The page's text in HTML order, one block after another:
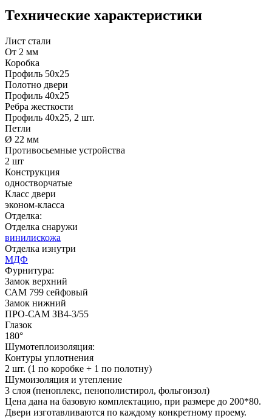
Д-36 46 30
Д-36 С
Д-37 Н Д-43 30
C51 C52
C55
Технические характеристики
Лист стали
От 2 мм
Коробка
Профиль 50х25
Полотно двери
Профиль 40х25
Ребра жесткости
Профиль 40х25, 2 шт.
Петли
Ø 22 мм
Противосьемные устройства
2 шт
Конструкция
одностворчатые
Класс двери
эконом-класса
Отделка:
Отделка снаружи
винилискожа
Отделка изнутри
МДФ
Фурнитура:
Замок верхний
САМ 799 сейфовый
Замок нижний
ПРО-САМ ЗВ4-3/55
Глазок
180°
Шумотеплоизоляция:
Контуры уплотнения
2 шт. (1 по коробке + 1 по полотну)
Шумоизоляция и утепление
3 слоя (пеноплекс, пенополистирол, фольгоизол)
Цена дана на базовую комплектацию, при размере до 200*80.
Двери изготавливаются по каждому конкретному проему.